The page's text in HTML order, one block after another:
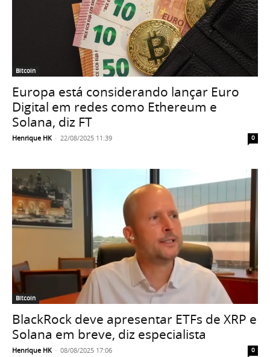
Bitcoin
Europa está considerando lançar Euro
Digital em redes como Ethereum e
Solana, diz FT
Henrique HK - 22/08/2025 11:39 0
Bitcoin
BlackRock deve apresentar ETFs de XRP e
Solana em breve, diz especialista
Henrique HK - 08/08/2025 17:06 0